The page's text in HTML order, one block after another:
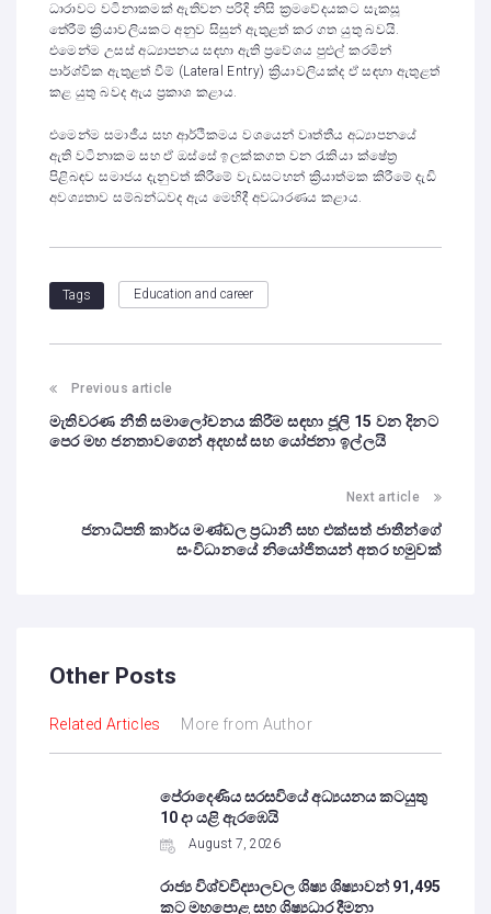
ධාරාවට වටිනාකමක් ඇතිවන පරිදි නිසි ක්‍රමවේදයකට සැකසූ
තේරීම් ක්‍රියාවලියකට අනුව සිසුන් ඇතුළත් කර ගත යුතු බවයි.
එමෙන්ම උසස් අධ්‍යාපනය සඳහා ඇති ප්‍රවේශය පුළුල් කරමින්
පාර්ශ්වික ඇතුළත් වීම් (Lateral Entry) ක්‍රියාවලියක්ද ඒ සඳහා ඇතුළත්
කළ යුතු බවද ඇය ප්‍රකාශ කළාය.
එමෙන්ම සමාජීය සහ ආර්ථිකමය වශයෙන් වෘත්තීය අධ්‍යාපනයේ
ඇති වටිනාකම සහ ඒ ඔස්සේ ඉලක්කගත වන රැකියා ක්ෂේත්‍ර
පිළිබඳව සමාජය දැනුවත් කිරීමේ වැඩසටහන් ක්‍රියාත්මක කිරීමේ දැඩි
අවශ්‍යතාව සම්බන්ධවද ඇය මෙහිදී අවධාරණය කළාය.
Tags Education and career
Previous article
මැතිවරණ නීති සමාලෝචනය කිරීම සඳහා ජූලි 15 වන දිනට
පෙර මහ ජනතාවගෙන් අදහස් සහ යෝජනා ඉල්ලයි
Next article
ජනාධිපති කාර්ය මණ්ඩල ප්‍රධානී සහ එක්සත් ජාතීන්ගේ
සංවිධානයේ නියෝජිතයන් අතර හමුවක්
Other Posts
Related Articles More from Author
පේරාදෙණිය සරසවියේ අධ්‍යයනය කටයුතු
10 දා යළි ඇරඹෙයි
August 7, 2026
රාජ්‍ය විශ්වවිද්‍යාලවල ශිෂ්‍ය ශිෂ්‍යාවන් 91,495
කට මහපොළ සහ ශිෂ්‍යධාර දීමනා